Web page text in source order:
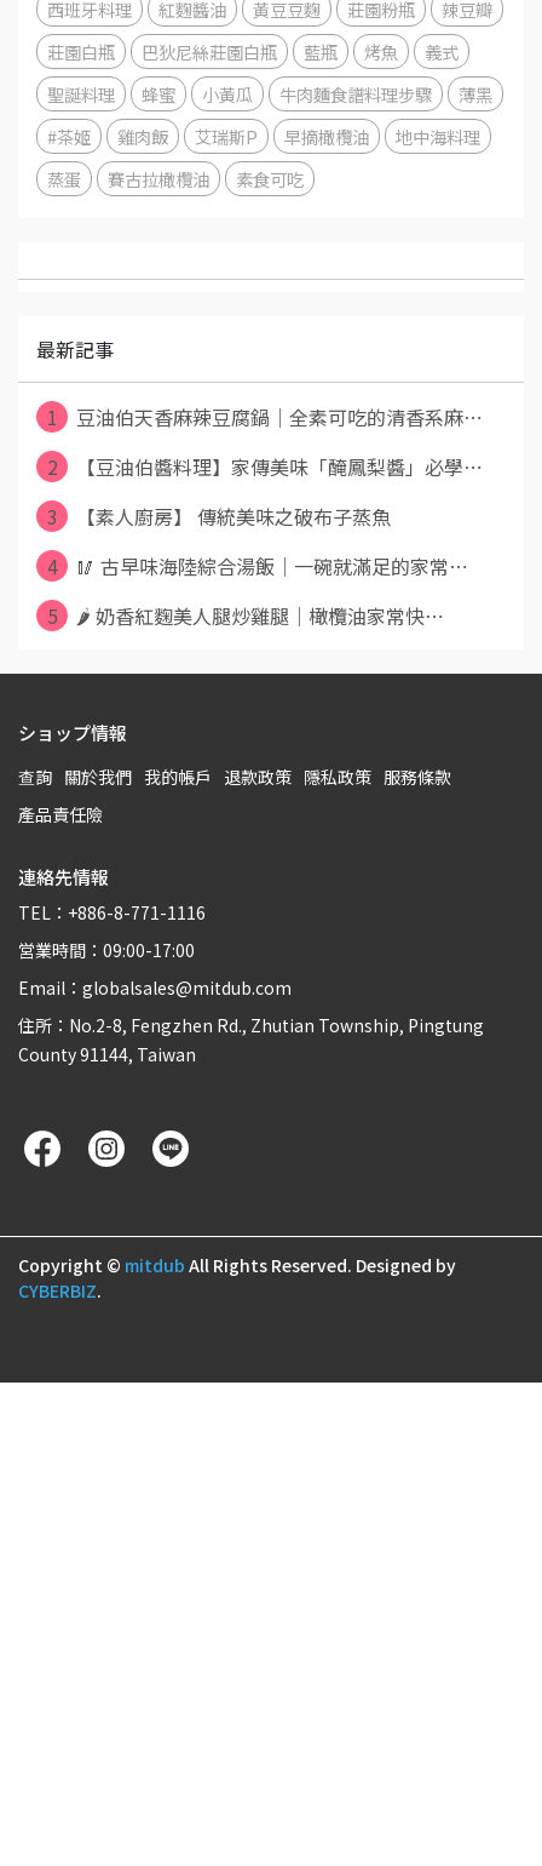
西班牙料理 紅麴醬油 黃豆豆麴 莊園粉瓶
辣豆瓣
莊園白瓶
巴狄尼絲莊園白瓶 藍瓶 烤魚
義式
聖誕料理
蜂蜜 小黃瓜 牛肉麵食譜料理步驟
薄黑
#茶姬
雞肉飯 艾瑞斯P 早摘橄欖油
地中海料理
蒸蛋
賽古拉橄欖油 素食可吃
最新記事
1
豆油伯天香麻辣豆腐鍋｜全素可吃的清香系麻⋯
2
【豆油伯醬料理】家傳美味「醃鳳梨醬」必學⋯
3
【素人廚房】 傳統美味之破布子蒸魚
4
🥢 古早味海陸綜合湯飯｜一碗就滿足的家常⋯
5
🌶️ 奶香紅麴美人腿炒雞腿｜橄欖油家常快⋯
ショップ情報
查詢 關於我們 我的帳戶 退款政策 隱私政策 服務條款
產品責任險
連絡先情報
TEL：+886-8-771-1116
営業時間：09:00-17:00
Email：globalsales@mitdub.com
住所：No.2-8, Fengzhen Rd., Zhutian Township, Pingtung
County 91144, Taiwan
Copyright © mitdub All Rights Reserved. Designed by
CYBERBIZ.